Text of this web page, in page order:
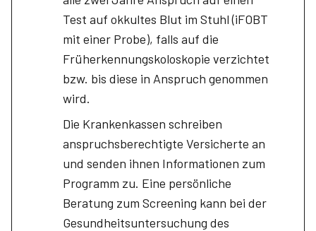
Test auf okkultes Blut im Stuhl (iFOBT
mit einer Probe), falls auf die
Früherkennungskoloskopie verzichtet
bzw. bis diese in Anspruch genommen
wird.
Die Krankenkassen schreiben
anspruchsberechtigte Versicherte an
und senden ihnen Informationen zum
Programm zu. Eine persönliche
Beratung zum Screening kann bei der
Gesundheitsuntersuchung des